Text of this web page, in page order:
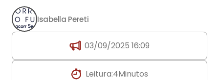
Isabella Pereti
03/09/2025 16:09
Leitura:4Minutos